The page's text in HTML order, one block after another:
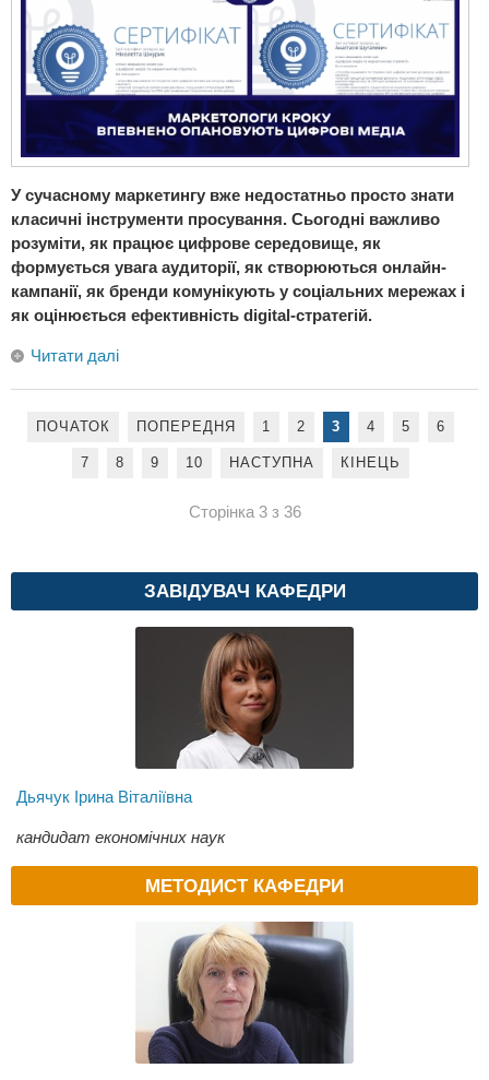
У сучасному маркетингу вже недостатньо просто знати
класичні інструменти просування. Сьогодні важливо
розуміти, як працює цифрове середовище, як
формується увага аудиторії, як створюються онлайн-
кампанії, як бренди комунікують у соціальних мережах і
як оцінюється ефективність digital-стратегій.
Читати далі
ПОЧАТОК ПОПЕРЕДНЯ 1 2 3 4 5 6
7 8 9 10 НАСТУПНА КІНЕЦЬ
Сторінка 3 з 36
ЗАВІДУВАЧ КАФЕДРИ
Дьячук Ірина Віталіївна
кандидат економічних наук
МЕТОДИСТ КАФЕДРИ